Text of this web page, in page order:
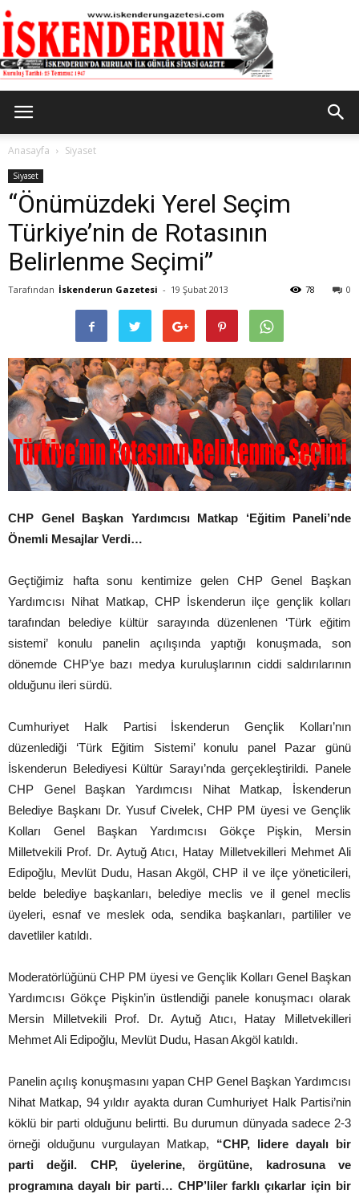
Gazetesi
Anasayfa Siyaset
Siyaset
“Önümüzdeki Yerel Seçim
Türkiye’nin de Rotasının
Belirlenme Seçimi”
Tarafından İskenderun Gazetesi - 19 Şubat 2013 0
78
CHP Genel Başkan Yardımcısı Matkap ‘Eğitim Paneli’nde
Önemli Mesajlar Verdi…
Geçtiğimiz hafta sonu kentimize gelen CHP Genel Başkan
Yardımcısı Nihat Matkap, CHP İskenderun ilçe gençlik kolları
tarafından belediye kültür sarayında düzenlenen ‘Türk eğitim
sistemi’ konulu panelin açılışında yaptığı konuşmada, son
dönemde CHP’ye bazı medya kuruluşlarının ciddi saldırılarının
olduğunu ileri sürdü.
Cumhuriyet Halk Partisi İskenderun Gençlik Kolları’nın
düzenlediği ‘Türk Eğitim Sistemi’ konulu panel Pazar günü
İskenderun Belediyesi Kültür Sarayı’nda gerçekleştirildi. Panele
CHP Genel Başkan Yardımcısı Nihat Matkap, İskenderun
Belediye Başkanı Dr. Yusuf Civelek, CHP PM üyesi ve Gençlik
Kolları Genel Başkan Yardımcısı Gökçe Pişkin, Mersin
Milletvekili Prof. Dr. Aytuğ Atıcı, Hatay Milletvekilleri Mehmet Ali
Edipoğlu, Mevlüt Dudu, Hasan Akgöl, CHP il ve ilçe yöneticileri,
belde belediye başkanları, belediye meclis ve il genel meclis
üyeleri, esnaf ve meslek oda, sendika başkanları, partililer ve
davetliler katıldı.
Moderatörlüğünü CHP PM üyesi ve Gençlik Kolları Genel Başkan
Yardımcısı Gökçe Pişkin’in üstlendiği panele konuşmacı olarak
Mersin Milletvekili Prof. Dr. Aytuğ Atıcı, Hatay Milletvekilleri
Mehmet Ali Edipoğlu, Mevlüt Dudu, Hasan Akgöl katıldı.
Panelin açılış konuşmasını yapan CHP Genel Başkan Yardımcısı
Nihat Matkap, 94 yıldır ayakta duran Cumhuriyet Halk Partisi’nin
köklü bir parti olduğunu belirtti. Bu durumun dünyada sadece 2-3
örneği olduğunu vurgulayan Matkap, “CHP, lidere dayalı bir
parti değil. CHP, üyelerine, örgütüne, kadrosuna ve
programına dayalı bir parti… CHP’liler farklı çıkarlar için bir